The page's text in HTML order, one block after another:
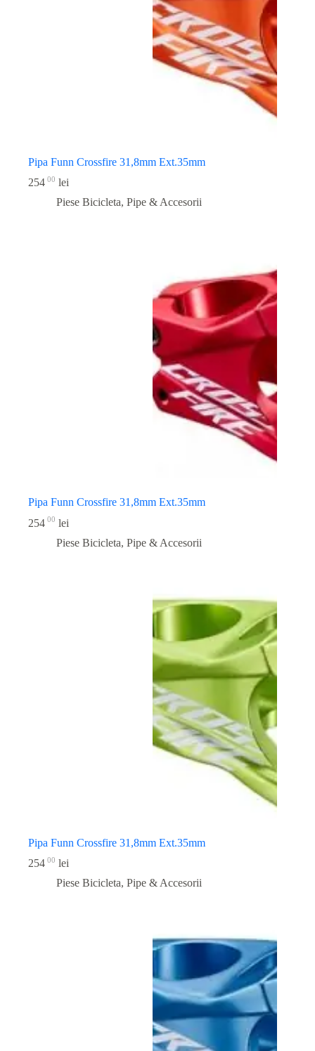
Pipa Funn Crossfire 31,8mm Ext.35mm
254 00 lei
Piese Bicicleta, Pipe & Accesorii
Pipa Funn Crossfire 31,8mm Ext.35mm
254 00 lei
Piese Bicicleta, Pipe & Accesorii
Pipa Funn Crossfire 31,8mm Ext.35mm
254 00 lei
Piese Bicicleta, Pipe & Accesorii